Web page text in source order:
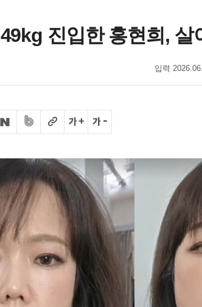
49kg 진입한 홍현희,
입력